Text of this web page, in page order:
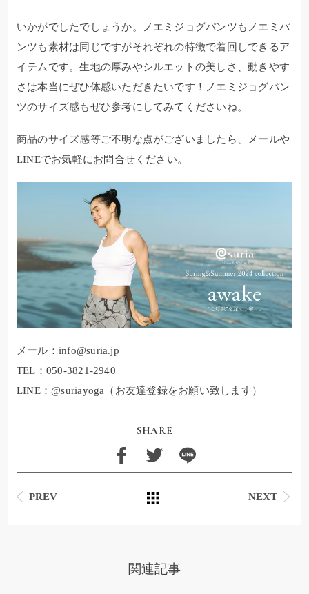
いかがでしたでしょうか。ノエミジョグパンツもノエミパ
ンツも素材は同じですがそれぞれの特徴で着回しできるア
イテムです。生地の厚みやシルエットの美しさ、動きやす
さは本当にぜひ体感いただきたいです！ノエミジョグパン
ツのサイズ感もぜひ参考にしてみてくださいね。
商品のサイズ感等ご不明な点がございましたら、メールや
LINEでお気軽にお問合せください。
メール：info@suria.jp
TEL：050-3821-2940
LINE：@suriayoga（お友達登録をお願い致します）
SHARE
PREV NEXT
関連記事